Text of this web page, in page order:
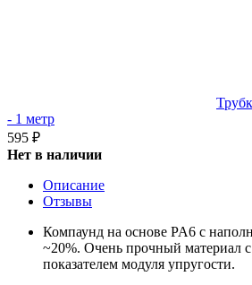
- 1 метр
595 ₽
Нет в наличии
Описание
Отзывы
Компаунд на основе PA6 с
~20%. Очень прочный материал
показателем модуля упругости.